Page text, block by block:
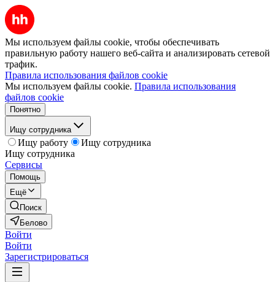
Мы используем файлы cookie, чтобы обеспечивать
правильную работу нашего веб-сайта и анализировать сетевой
трафик.
Правила использования файлов cookie
Мы используем файлы cookie. Правила использования
файлов cookie
Понятно
Ищу сотрудника
Ищу работу
Ищу сотрудника
Ищу сотрудника
Сервисы
Помощь
Ещё
Поиск
Белово
Войти
Войти
Зарегистрироваться